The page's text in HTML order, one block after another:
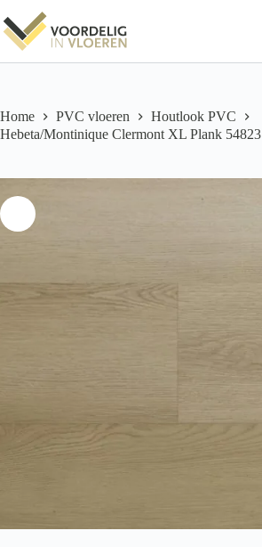
naar
de
inhoud
Home PVC vloeren
Houtlook PVC
Hebeta/Montinique Clermont XL Plank 54823